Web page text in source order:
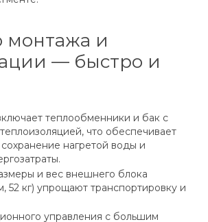
монтажа и
— быстро и
теплообменники и бак с
что обеспечивает
нагретой воды и
и вес внешнего блока
52 кг) упрощают транспортировку и
управления с большим